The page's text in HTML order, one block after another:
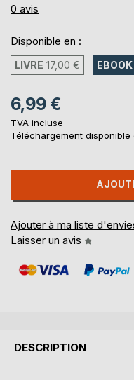
0%
0 avis
Disponible en :
LIVRE 17,00 € EBOOK
6,99 €
TVA incluse
Téléchargement disponible
Ajouter à ma liste
Laisser un avis
DESCRIPTION